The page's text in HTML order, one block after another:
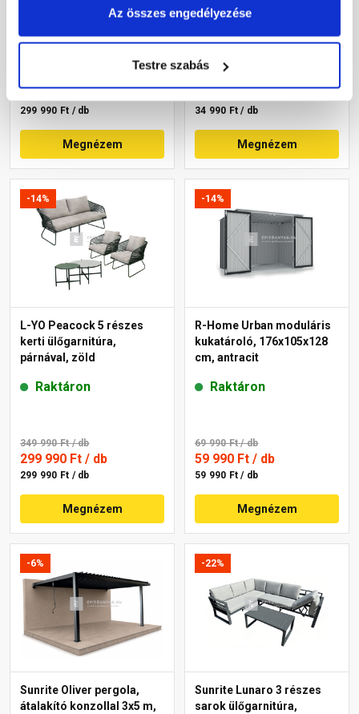
Az összes engedélyezése
Testre szabás
299 990 Ft/ db
299 990 Ft / db
Megnézem
Raktáron
34 990 Ft/ db
34 990 Ft / db
Megnézem
-14%
L-YO Peacock 5 részes
kerti ülőgarnitúra,
párnával, zöld
Raktáron
349 990 Ft/ db
299 990 Ft / db
299 990 Ft / db
Megnézem
-14%
R-Home Urban moduláris
kukatároló, 176x105x128
cm, antracit
Raktáron
69 990 Ft/ db
59 990 Ft / db
59 990 Ft / db
Megnézem
-6%
Sunrite Oliver pergola,
átalakító konzollal 3x5 m,
-22%
Sunrite Lunaro 3 részes
sarok ülőgarnitúra,